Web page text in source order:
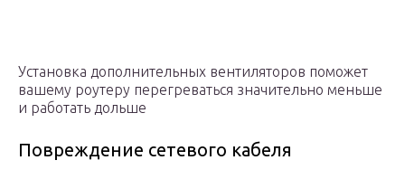
Установка дополнительных вентиляторов поможет
вашему роутеру перегреваться значительно меньше
и работать дольше
Повреждение сетевого кабеля